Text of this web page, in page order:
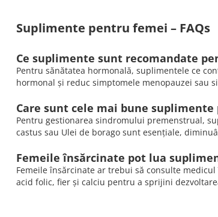
Suplimente pentru femei – FAQs
Ce suplimente sunt recomandate
Pentru sănătatea hormonală, suplimentele ce
hormonal și reduc simptomele menopauzei sau
Care sunt cele mai bune suplimente
Pentru gestionarea sindromului premenstrual,
castus sau Ulei de borago sunt esențiale,
Femeile însărcinate pot lua
Femeile însărcinate ar trebui să consulte
acid folic, fier și calciu pentru a sprijini